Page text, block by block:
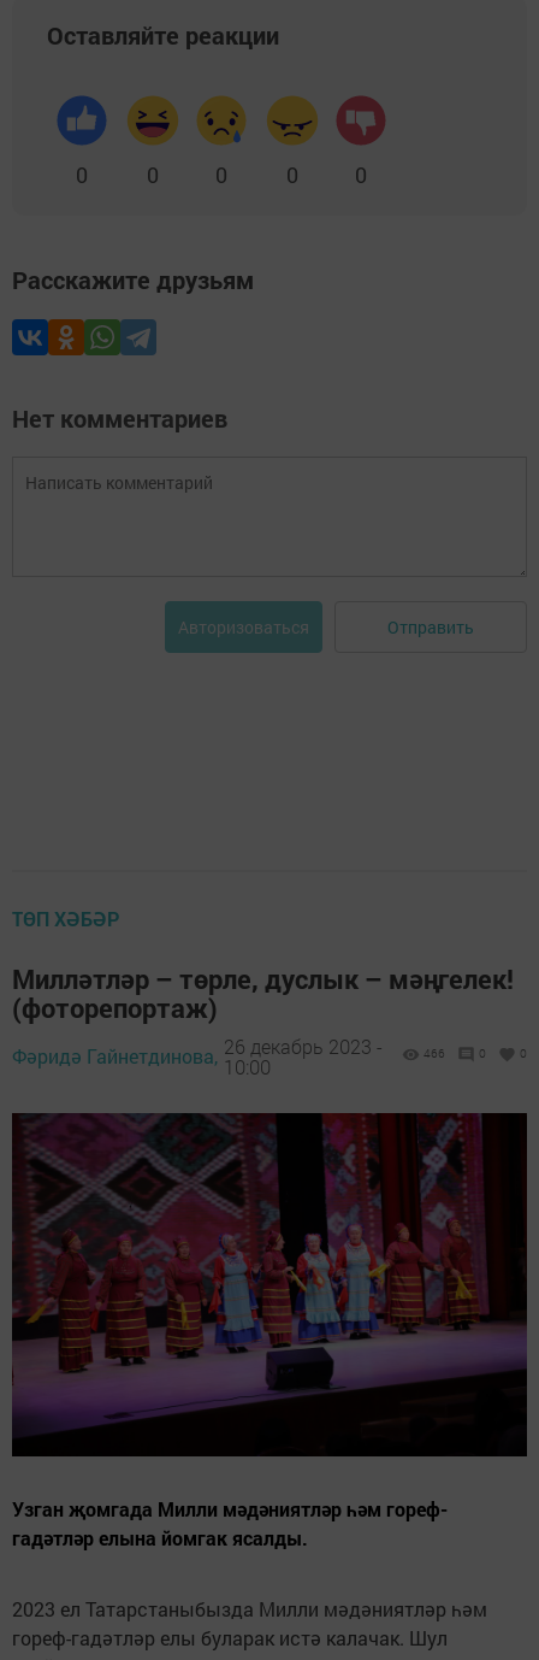
Оставляйте реакции
0 0 0 0 0
Расскажите друзьям
Нет комментариев
Авторизоваться Отправить
ТӨП ХӘБӘР
Милләтләр – төрле, дуслык – мәңгелек!
(фоторепортаж)
Фәридә Гайнетдинова, 26 декабрь 2023 -
10:00
466 0 0
Узган җомгада Милли мәдәниятләр һәм гореф-
гадәтләр елына йомгак ясалды.
2023 ел Татарстаныбызда Милли мәдәниятләр һәм
гореф-гадәтләр елы буларак истә калачак. Шул